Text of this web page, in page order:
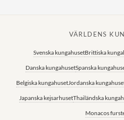
VÄRLDENS
Svenska kungahusetBrittiska
Danska kungahusetSpanska
Belgiska kungahusetJordanska
Japanska kejsarhusetThailändska
Monacos